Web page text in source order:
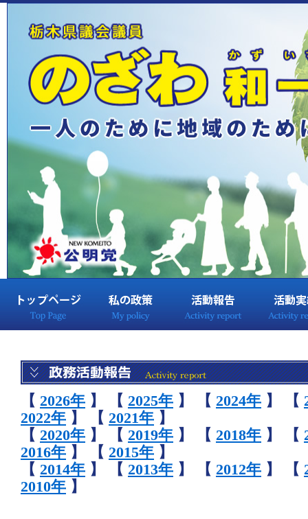
【 2026年 】 【 2025年 】 【 2024年 】 【
2022年 】 【 2021年 】
【 2020年 】 【 2019年 】 【 2018年 】 【
2016年 】 【 2015年 】
【 2014年 】 【 2013年 】 【 2012年 】 【
2010年 】